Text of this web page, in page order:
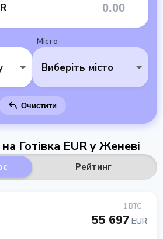
Місто
Виберіть місто
Очистити
Готівка EUR у Женеві
Рейтинг
1 BTC =
55 697 EUR